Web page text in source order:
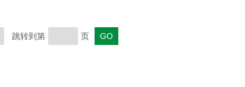
跳转到第 页